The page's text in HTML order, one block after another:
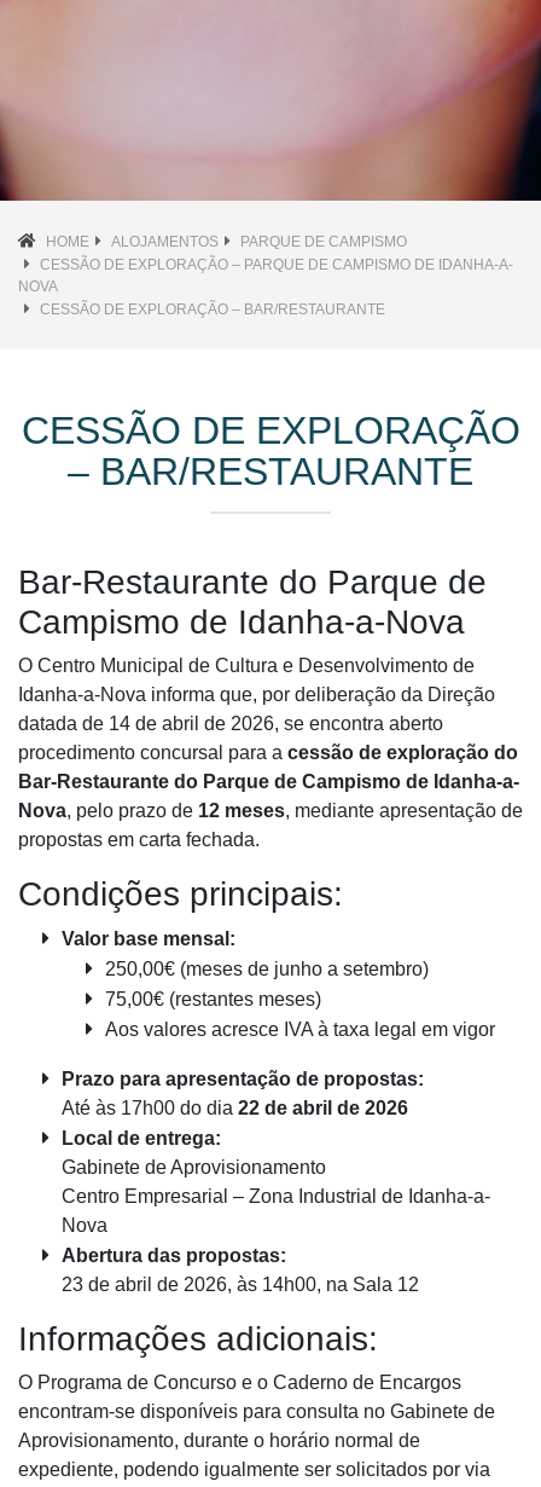
HOME ALOJAMENTOS
PARQUE DE CAMPISMO
CESSÃO DE EXPLORAÇÃO – PARQUE DE CAMPISMO DE IDANHA-A-
NOVA
CESSÃO DE EXPLORAÇÃO – BAR/RESTAURANTE
CESSÃO DE EXPLORAÇÃO
– BAR/RESTAURANTE
Bar-Restaurante do Parque de
Campismo de Idanha-a-Nova
O Centro Municipal de Cultura e Desenvolvimento de
Idanha-a-Nova informa que, por deliberação da Direção
datada de 14 de abril de 2026, se encontra aberto
procedimento concursal para a cessão de exploração do
Bar-Restaurante do Parque de Campismo de Idanha-a-
Nova, pelo prazo de 12 meses, mediante apresentação de
propostas em carta fechada.
Condições principais:
Valor base mensal:
250,00€ (meses de junho a setembro)
75,00€ (restantes meses)
Aos valores acresce IVA à taxa legal em vigor
Prazo para apresentação de propostas:
Até às 17h00 do dia 22 de abril de 2026
Local de entrega:
Gabinete de Aprovisionamento
Centro Empresarial – Zona Industrial de Idanha-a-
Nova
Abertura das propostas:
23 de abril de 2026, às 14h00, na Sala 12
Informações adicionais:
O Programa de Concurso e o Caderno de Encargos
encontram-se disponíveis para consulta no Gabinete de
Aprovisionamento, durante o horário normal de
expediente, podendo igualmente ser solicitados por via